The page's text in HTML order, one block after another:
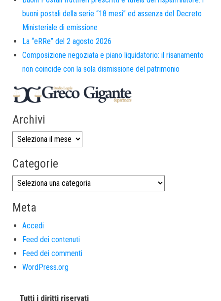
buoni postali della serie “18 mesi” ed assenza del Decreto
Ministeriale di emissione
La “eRRe” del 2 agosto 2026
Composizione negoziata e piano liquidatorio: il risanamento
non coincide con la sola dismissione del patrimonio
Archivi
Categorie
Meta
Accedi
Feed dei contenuti
Feed dei commenti
WordPress.org
Tutti i diritti riservati